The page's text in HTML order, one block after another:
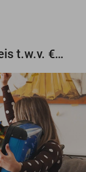
Maak gratis kans op een droomreis t.w.v. €3.000!